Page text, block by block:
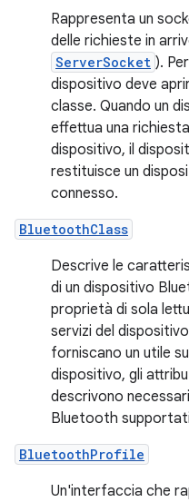
Rappresenta un
delle richieste in
ServerSocket ).
dispositivo deve
classe. Quando un
effettua una
dispositivo, il
restituisce un
connesso.
BluetoothClass
Descrive le
di un dispositivo
proprietà di sola
servizi del
forniscano un utile
dispositivo, gli
descrivono
Bluetooth
BluetoothProfile
Un'interfaccia che